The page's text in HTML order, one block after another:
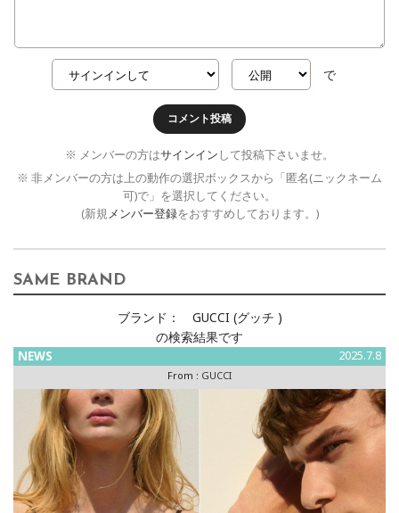
で
コメント投稿
※ メンバーの方はサインイン して投稿下さいませ。
※ 非メンバーの方は上の動作の選択ボックスから「匿名(ニックネーム
可)で」を選択してください。
(新規メンバー登録をおすすめしております。)
SAME BRAND
ブランド：
GUCCI (グッチ )
の検索結果です
NEWS 2025.7.8
From : GUCCI